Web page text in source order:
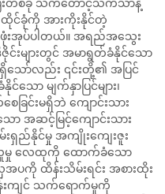
ြီးတစ်ခု သက်တောင့်သက်သာနဲ့
င်ခုံကို အားကိုးနိုင်တဲ့
းအုပ်ပါတယ်။ အရည်အသွေး
ဇိုင်းများတွင် အမာရွတ်ခံနိုင်သော
မှုရှိသော်လည်း ၎င်းတို့၏ အပြင်
ာ မျက်နှာပြင်များ၊
င်းမရှိဘဲ ကျောင်းသား
ာ အဆင့်မြင့်ကျောင်းသား
ည်နိုင်မှု အကျိုးကျေးဇူး
လေထုကို ထောက်ခံသော
ကို ထိန်းသိမ်းရင်း အစားထိုး
န်းကျင် သက်ရောက်မှုကို